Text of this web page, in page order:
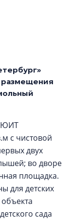
ЮИТ
с чистовой
двух
во дворе
площадка.
для детских
сада